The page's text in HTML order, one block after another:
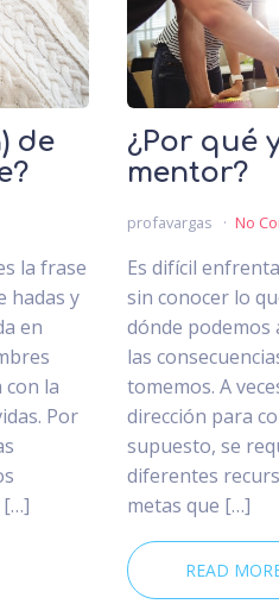
de
la frase
hadas y
en
la
Por
[…]
¿Por qué
mentor?
profavargas No
Es difícil
sin conocer lo
dónde podemos
las
tomemos. A
dirección para
supuesto, se
diferentes
metas que […]
READ